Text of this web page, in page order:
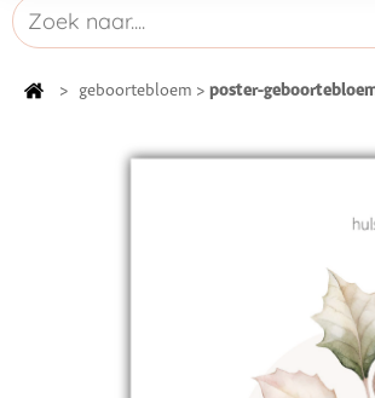
> geboortebloem > poster-